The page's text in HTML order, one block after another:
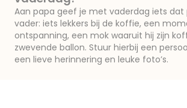
Aan papa geef je met vaderdag iets dat
vader: iets lekkers bij de koffie, een
ontspanning, een mok waaruit hij zijn
zwevende ballon. Stuur hierbij een
een lieve herinnering en leuke foto’s.